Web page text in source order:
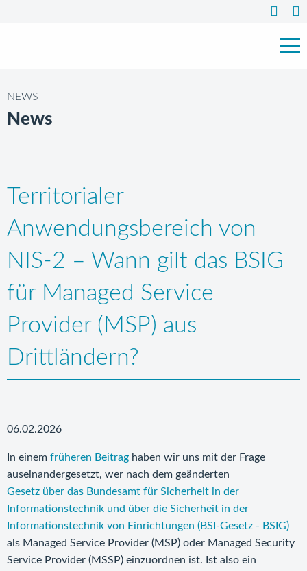
NEWS
News
Territorialer
Anwendungsbereich von
NIS-2 – Wann gilt das BSIG
für Managed Service
Provider (MSP) aus
Drittländern?
06.02.2026
In einem früheren Beitrag haben wir uns mit der Frage
auseinandergesetzt, wer nach dem geänderten
Gesetz über das Bundesamt für Sicherheit in der
Informationstechnik und über die Sicherheit in der
Informationstechnik von Einrichtungen (BSI-Gesetz - BSIG)
als Managed Service Provider (MSP) oder Managed Security
Service Provider (MSSP) einzuordnen ist. Ist also ein